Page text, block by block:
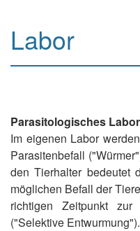
Labor
Parasitologisches Labor
Im eigenen Labor
Parasitenbefall
den Tierhalter bedeutet
möglichen Befall der
richtigen Zeitpunkt zur
("Selektive Entwurmung").